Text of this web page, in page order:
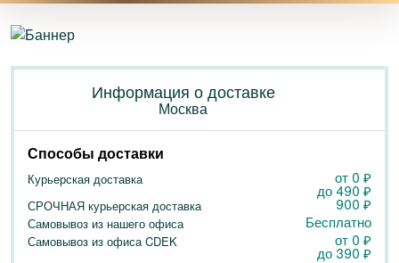
Информация о доставке
Москва
Способы доставки
Курьерская доставка от 0 ₽
до 490 ₽
СРОЧНАЯ курьерская доставка 900 ₽
Самовывоз из нашего офиса Бесплатно
Самовывоз из офиса CDEK от 0 ₽
до 390 ₽